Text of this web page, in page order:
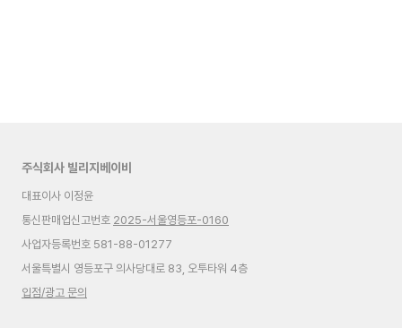
주식회사 빌리지베이비
대표이사 이정윤
통신판매업신고번호 2025-서울영등포-0160
사업자등록번호 581-88-01277
서울특별시 영등포구 의사당대로 83, 오투타워 4층
입점/광고 문의